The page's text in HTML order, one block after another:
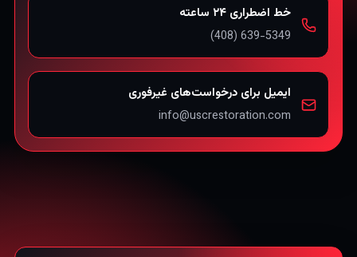
خط اضطراری ۲۴ ساعته
ایمیل برای درخواست‌های غیرفوری
info@uscrestoration.com